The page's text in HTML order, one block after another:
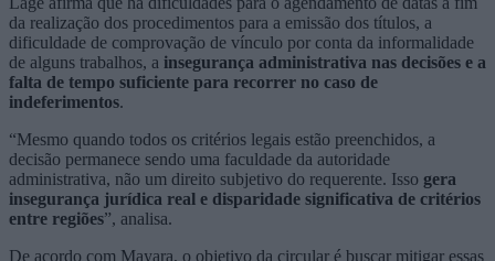
da realização dos procedimentos para a emissão dos títulos, a
dificuldade de comprovação de vínculo por conta da informalidade
de alguns trabalhos, a insegurança administrativa nas decisões e a
falta de tempo suficiente para recorrer no caso de
indeferimentos.
“Mesmo quando todos os critérios legais estão preenchidos, a
decisão permanece sendo uma faculdade da autoridade
administrativa, não um direito subjetivo do requerente. Isso gera
insegurança jurídica real e disparidade significativa de critérios
entre regiões”, analisa.
De acordo com Mayara, o objetivo da circular é buscar mitigar essas